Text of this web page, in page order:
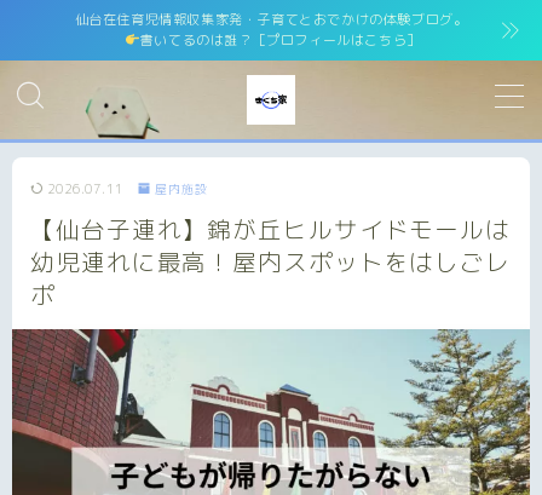
仙台在住育児情報収集家発・子育てとおでかけの体験ブログ。
書いてるのは誰？［プロフィールはこちら］
MENU
運営者情報 運営者紹介
サイトマップ
プライバシーポリシー
免責事項
2026.07.11 屋内施設
【仙台子連れ】錦が丘ヒルサイドモールは
幼児連れに最高！屋内スポットをはしごレ
ポ